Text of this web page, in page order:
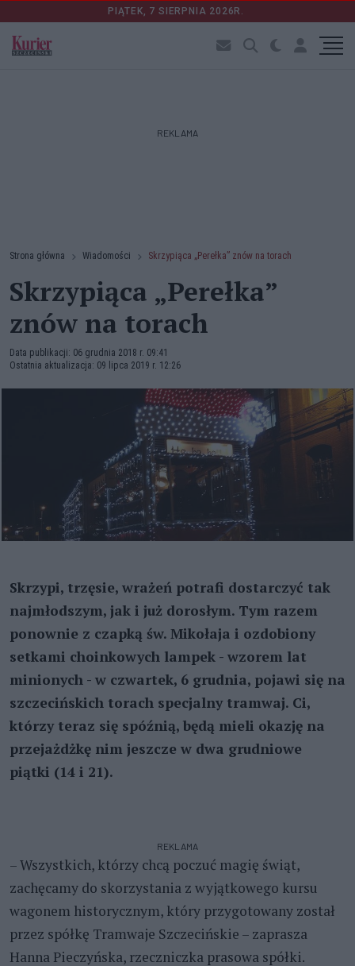
PIĄTEK, 7 SIERPNIA 2026R.
REKLAMA
Strona główna Wiadomości Skrzypiąca „Perełka” znów na torach
Skrzypiąca „Perełka”
znów na torach
Data publikacji: 06 grudnia 2018 r. 09:41
Ostatnia aktualizacja: 09 lipca 2019 r. 12:26
Skrzypi, trzęsie, wrażeń potrafi dostarczyć tak
najmłodszym, jak i już dorosłym. Tym razem
ponownie z czapką św. Mikołaja i ozdobiony
setkami choinkowych lampek - wzorem lat
minionych - w czwartek, 6 grudnia, pojawi się na
szczecińskich torach specjalny tramwaj. Ci,
którzy teraz się spóźnią, będą mieli okazję na
przejażdżkę nim jeszcze w dwa grudniowe
piątki (14 i 21).
REKLAMA
– Wszystkich, którzy chcą poczuć magię świąt,
zachęcamy do skorzystania z wyjątkowego kursu
wagonem historycznym, który przygotowany został
przez spółkę Tramwaje Szczecińskie – zaprasza
Hanna Pieczyńska, rzeczniczka prasowa spółki.